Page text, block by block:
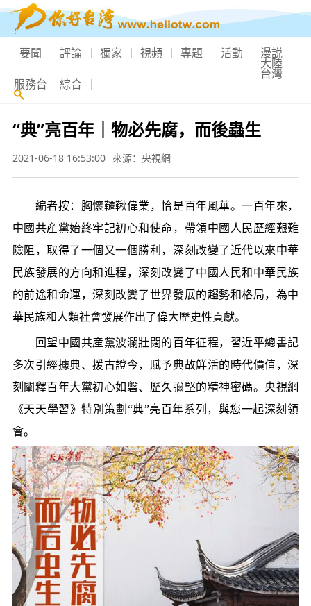
要聞 評論 獨家 視頻 專題 活動 漫説
大陸
台灣
服務台 綜合
“典”亮百年｜物必先腐，而後蟲生
2021-06-18 16:53:00 來源：央視網
編者按：胸懷韆鞦偉業，恰是百年風華。一百年來，
中國共産黨始終牢記初心和使命，帶領中國人民歷經艱難
險阻，取得了一個又一個勝利，深刻改變了近代以來中華
民族發展的方向和進程，深刻改變了中國人民和中華民族
的前途和命運，深刻改變了世界發展的趨勢和格局，為中
華民族和人類社會發展作出了偉大歷史性貢獻。
回望中國共産黨波瀾壯闊的百年征程，習近平總書記
多次引經據典、援古證今，賦予典故鮮活的時代價值，深
刻闡釋百年大黨初心如磐、歷久彌堅的精神密碼。央視網
《天天學習》特別策劃“典”亮百年系列，與您一起深刻領
會。